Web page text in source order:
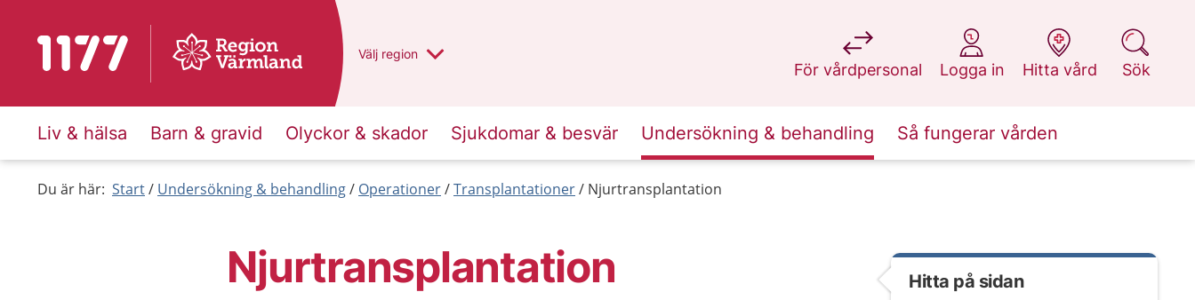
Till startsidan för 1177 Du har valt region
Välj en annan
region
För vårdpersonal
på 1177.se
Logga in
på 1177.se
Hitta vård
på 1177.se
Sök
på 1177.se
Liv & hälsa Barn & gravid Olyckor & skador Sjukdomar & besvär Undersökning & behandling Så fungerar vården
Du är här: Start Undersökning & behandling Operationer Transplantationer Njurtransplantation
Njurtransplantation Hitta på sidan